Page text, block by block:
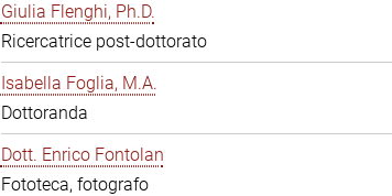
Giulia Flenghi, Ph.D.
Ricercatrice post-dottorato
Isabella Foglia, M.A.
Dottoranda
Dott. Enrico Fontolan
Fototeca, fotografo